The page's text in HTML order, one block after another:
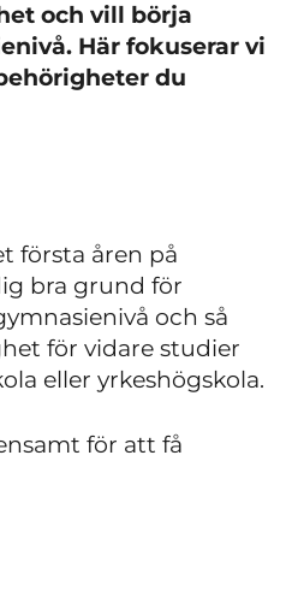
och vill börja
Här fokuserar vi
du
första åren på
bra grund för
och så
för vidare studier
eller yrkeshögskola.
för att få